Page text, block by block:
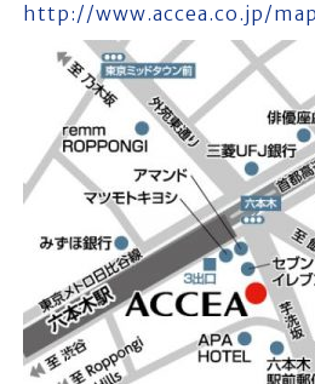
http://www.accea.co.jp/